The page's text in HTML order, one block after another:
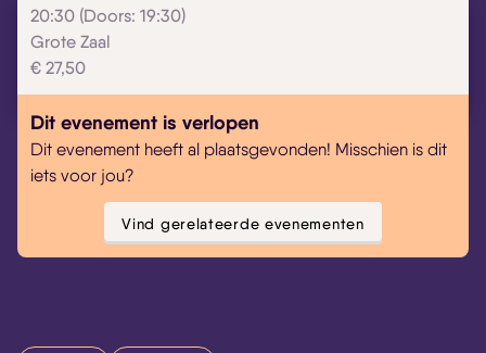
20:30 (Doors: 19:30)
Grote Zaal
€ 27,50
Dit evenement is verlopen
Dit evenement heeft al plaatsgevonden! Misschien is dit
iets voor jou?
Vind gerelateerde evenementen